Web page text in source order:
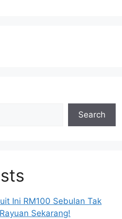
Search
Ini RM100 Sebulan Tak
Sekarang!